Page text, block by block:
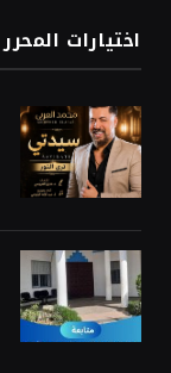
اختيارات المحرر